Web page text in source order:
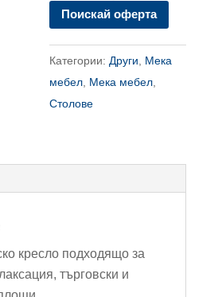
Поискай оферта
Категории: Други
Мека
мебел Мека мебел
Столове
кресло подходящо за
търговски и